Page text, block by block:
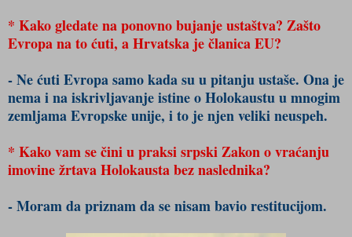
* Kako gledate na ponovno bujanje ustaštva? Zašto
Evropa na to ćuti, a Hrvatska je članica EU?
- Ne ćuti Evropa samo kada su u pitanju ustaše. Ona je
nema i na iskrivljavanje istine o Holokaustu u mnogim
zemljama Evropske unije, i to je njen veliki neuspeh.
* Kako vam se čini u praksi srpski Zakon o vraćanju
imovine žrtava Holokausta bez naslednika?
- Moram da priznam da se nisam bavio restitucijom.